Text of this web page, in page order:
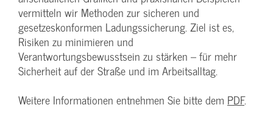
vermitteln wir Methoden zur sicheren und
gesetzeskonformen Ladungssicherung. Ziel ist es,
Risiken zu minimieren und
Verantwortungsbewusstsein zu stärken – für mehr
Sicherheit auf der Straße und im Arbeitsalltag.
Weitere Informationen entnehmen Sie bitte dem PDF.